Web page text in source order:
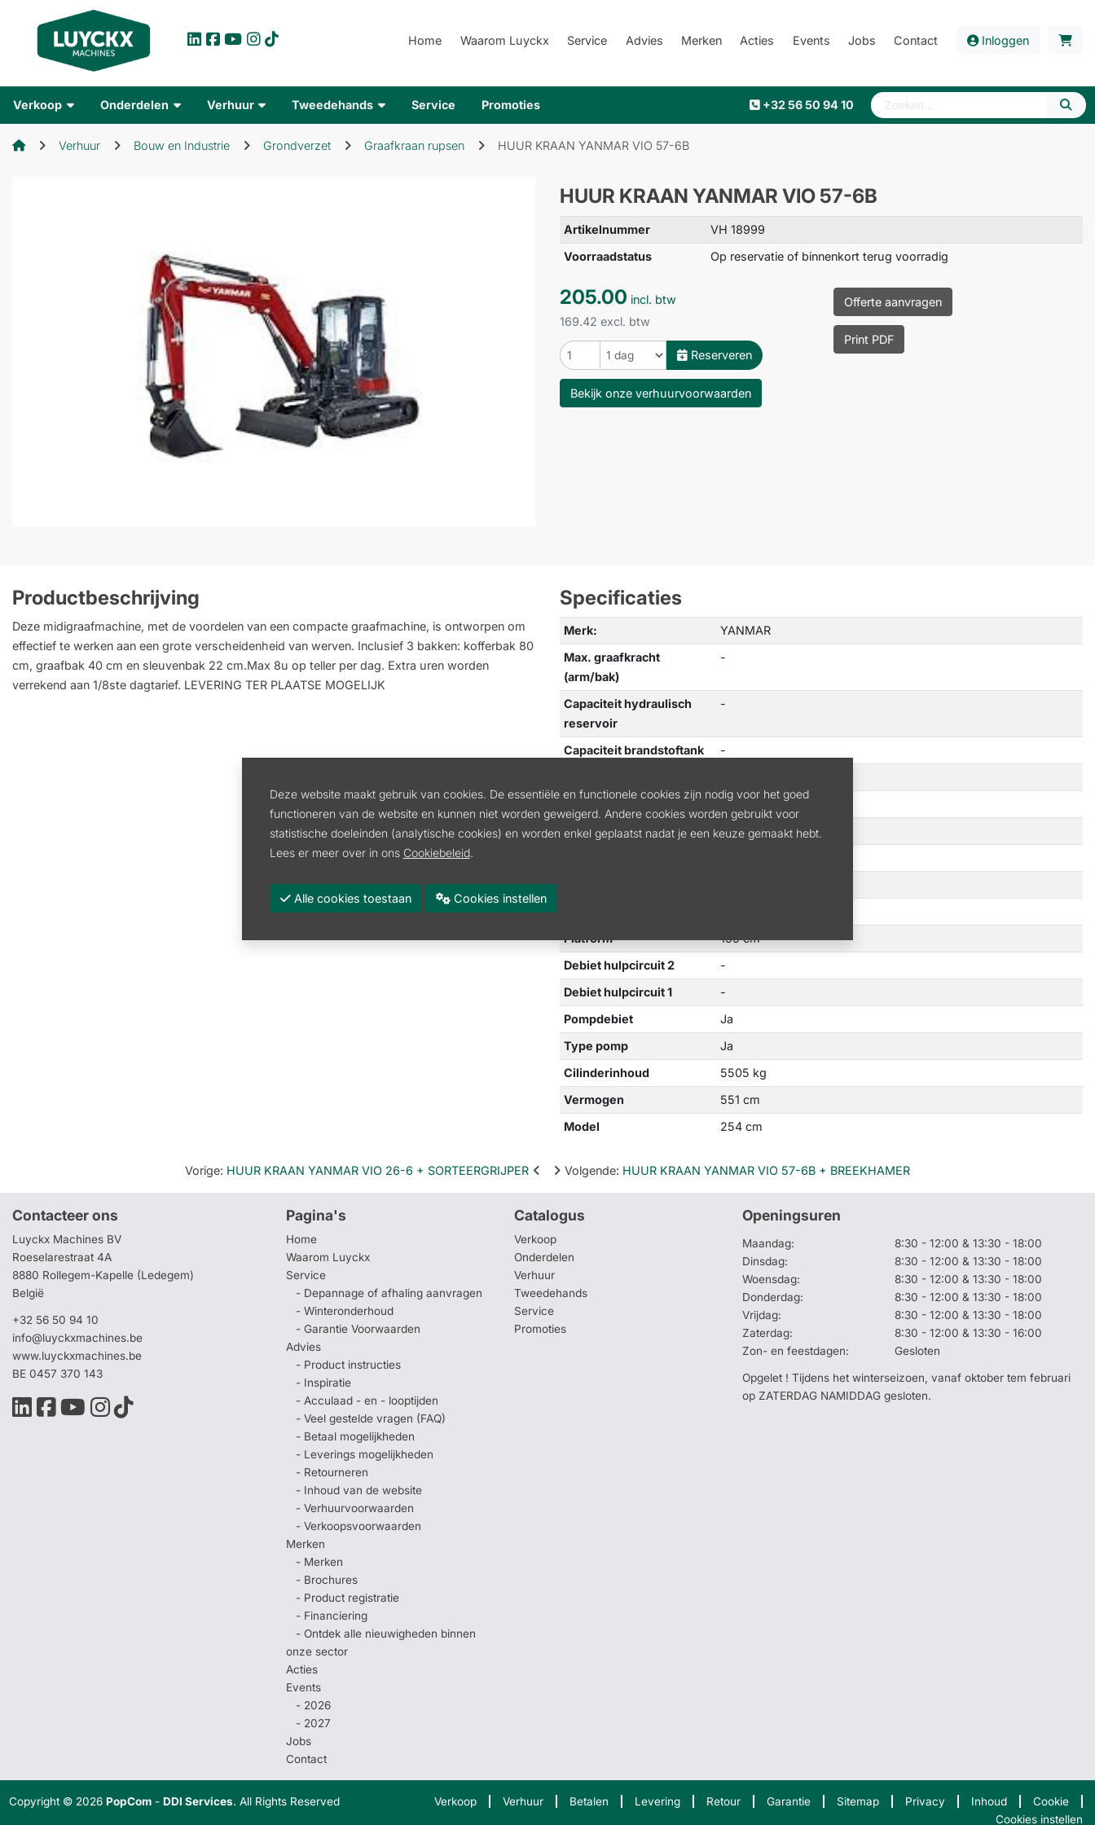
Home Waarom Luyckx Service Advies Merken Acties Events Jobs Contact Inloggen
Verkoop Onderdelen Verhuur Tweedehands Service Promoties +32 56 50 94 10
Verhuur Bouw en Industrie Grondverzet Graafkraan rupsen HUUR KRAAN YANMAR VIO 57-6B
HUUR KRAAN YANMAR VIO 57-6B
Artikelnummer
VH 18999
Voorraadstatus
Op reservatie of binnenkort terug voorradig
205.00 incl. btw
169.42 excl. btw
Reserveren
Bekijk onze verhuurvoorwaarden
Offerte aanvragen
Print PDF
Productbeschrijving
Deze midigraafmachine, met de voordelen van een compacte graafmachine, is ontworpen om
effectief te werken aan een grote verscheidenheid van werven. Inclusief 3 bakken: kofferbak 80
cm, graafbak 40 cm en sleuvenbak 22 cm.Max 8u op teller per dag. Extra uren worden
verrekend aan 1/8ste dagtarief. LEVERING TER PLAATSE MOGELIJK
Specificaties
Merk:
YANMAR
Max. graafkracht
(arm/bak)
-
Capaciteit hydraulisch
reservoir
-
Capaciteit brandstoftank
-
Zwenksnelheid
-
Platform
199 cm
Debiet hulpcircuit 2
-
Debiet hulpcircuit 1
-
Pompdebiet
Ja
Type pomp
Ja
Cilinderinhoud
5505 kg
Vermogen
551 cm
Model
254 cm
Vorige: HUUR KRAAN YANMAR VIO 26-6 + SORTEERGRIJPER Volgende: HUUR KRAAN YANMAR VIO 57-6B + BREEKHAMER
Contacteer ons
Luyckx Machines BV
Roeselarestraat 4A
8880 Rollegem-Kapelle (Ledegem)
België
+32 56 50 94 10
info@luyckxmachines.be
www.luyckxmachines.be
BE 0457 370 143
Pagina's
Home
Waarom Luyckx
Service
- Depannage of afhaling aanvragen
- Winteronderhoud
- Garantie Voorwaarden
Advies
- Product instructies
- Inspiratie
- Acculaad - en - looptijden
- Veel gestelde vragen (FAQ)
- Betaal mogelijkheden
- Leverings mogelijkheden
- Retourneren
- Inhoud van de website
- Verhuurvoorwaarden
- Verkoopsvoorwaarden
Merken
- Merken
- Brochures
- Product registratie
- Financiering
- Ontdek alle nieuwigheden binnen
onze sector
Acties
Events
- 2026
- 2027
Jobs
Contact
Catalogus
Verkoop
Onderdelen
Verhuur
Tweedehands
Service
Promoties
Openingsuren
Maandag:
8:30 - 12:00 & 13:30 - 18:00
Dinsdag:
8:30 - 12:00 & 13:30 - 18:00
Woensdag:
8:30 - 12:00 & 13:30 - 18:00
Donderdag:
8:30 - 12:00 & 13:30 - 18:00
Vrijdag:
8:30 - 12:00 & 13:30 - 18:00
Zaterdag:
8:30 - 12:00 & 13:30 - 16:00
Zon- en feestdagen:
Gesloten
Opgelet ! Tijdens het winterseizoen, vanaf oktober tem februari
op ZATERDAG NAMIDDAG gesloten.
Copyright © 2026PopCom -DDI Services. All Rights Reserved Verkoop Verhuur Betalen Levering Retour Garantie Sitemap Privacy Inhoud
Cookie
Cookies instellen
Deze website maakt gebruik van cookies. De essentiële en functionele cookies zijn nodig voor het goed
functioneren van de website en kunnen niet worden geweigerd. Andere cookies worden gebruikt voor
statistische doeleinden (analytische cookies) en worden enkel geplaatst nadat je een keuze gemaakt hebt.
Lees er meer over in ons Cookiebeleid.
Alle cookies toestaan Cookies instellen